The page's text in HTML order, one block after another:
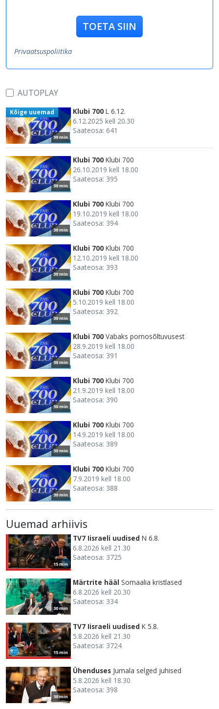
TOETA SIIN
Privaatsuspoliitika
AUTOPLAY
30 min
Kõige uuemad Klubi 700 L 6.12.
6.12.2025 kell 20.30
Saateosa: 641
30 min
Klubi 700 Klubi 700
26.10.2019 kell 18.00
Saateosa: 395
30 min
Klubi 700 Klubi 700
19.10.2019 kell 18.00
Saateosa: 394
30 min
Klubi 700 Klubi 700
12.10.2019 kell 18.00
Saateosa: 393
30 min
Klubi 700 Klubi 700
5.10.2019 kell 18.00
Saateosa: 392
30 min
Klubi 700 Vabaks pornosõltuvusest
28.9.2019 kell 18.00
Saateosa: 391
30 min
Klubi 700 Klubi 700
21.9.2019 kell 18.00
Saateosa: 390
30 min
Klubi 700 Klubi 700
14.9.2019 kell 18.00
Saateosa: 389
30 min
Klubi 700 Klubi 700
7.9.2019 kell 18.00
Saateosa: 388
Uuemad arhiivis
15 min
TV7 Iisraeli uudised N 6.8.
6.8.2026 kell 21.30
Saateosa: 3725
30 min
Märtrite hääl Somaalia kristlased
6.8.2026 kell 20.30
Saateosa: 334
15 min
TV7 Iisraeli uudised K 5.8.
5.8.2026 kell 21.30
Saateosa: 3724
30 min
Ühenduses Jumala selged juhised
5.8.2026 kell 18.30
Saateosa: 398